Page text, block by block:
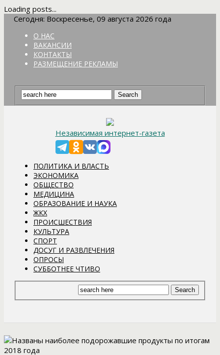
Loading posts...
Сегодня: Воскресенье, 09 августа 2026 года
О НАС
ВАКАНСИИ
КОНТАКТЫ
РАЗМЕЩЕНИЕ РЕКЛАМЫ
Независимая интернет-газета
ПОЛИТИКА И ВЛАСТЬ
ЭКОНОМИКА
ОБЩЕСТВО
МЕДИЦИНА
ОБРАЗОВАНИЕ И НАУКА
ЖКХ
ПРОИСШЕСТВИЯ
КУЛЬТУРА
СПОРТ
ДОСУГ И РАЗВЛЕЧЕНИЯ
ОПРОСЫ
СУББОТНЕЕ ЧТИВО